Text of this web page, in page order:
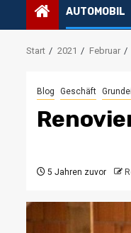
AUTOMOBIL
Start 2021 Februar
Blog Geschäft
5 Jahren zuvor